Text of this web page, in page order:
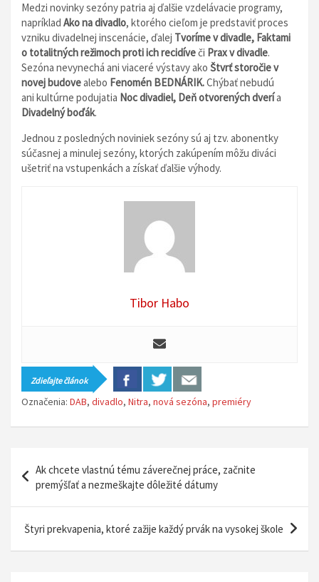
Medzi novinky sezóny patria aj ďalšie vzdelávacie programy,
napríklad Ako na divadlo, ktorého cieľom je predstaviť proces
vzniku divadelnej inscenácie, ďalej Tvoríme v divadle, Faktami
o totalitných režimoch proti ich recidíveči Prax v divadle.
Sezóna nevynechá ani viaceré výstavy ako Štvrť storočie v
novej budovealebo Fenomén BEDNÁRIK.Chýbať nebudú
ani kultúrne podujatia Noc divadiel, Deň otvorených dvería
Divadelný boďák.
Jednou z posledných noviniek sezóny sú aj tzv. abonentky
súčasnej a minulej sezóny, ktorých zakúpením môžu diváci
ušetriť na vstupenkách a získať ďalšie výhody.
Tibor Habo
Zdieľajte článok
Označenia: DAB, divadlo, Nitra, nová sezóna, premiéry
v
g
Ak chcete vlastnú tému záverečnej práce, začnite
premýšľať a nezmeškajte dôležité dátumy
Štyri prekvapenia, ktoré zažije každý prvák na vysokej škole